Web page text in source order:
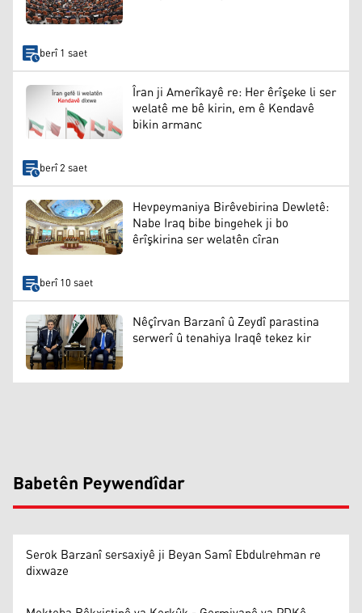
berî 1 saet
Îran ji Amerîkayê re: Her êrîşeke li ser
welatê me bê kirin, em ê Kendavê
bikin armanc
berî 2 saet
Hevpeymaniya Birêvebirina Dewletê:
Nabe Iraq bibe bingehek ji bo
êrîşkirina ser welatên cîran
berî 10 saet
Nêçîrvan Barzanî û Zeydî parastina
serwerî û tenahiya Iraqê tekez kir
Babetên Peywendîdar
Serok Barzanî sersaxiyê ji Beyan Samî Ebdulrehman re
dixwaze